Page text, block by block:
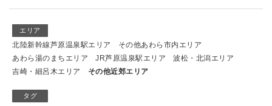
エリア
北陸新幹線芦原温泉駅エリア
その他あわら市内エリア
あわら湯のまちエリア
JR芦原温泉駅エリア
波松・北潟エリア
吉崎・細呂木エリア
その他近郊エリア
タグ